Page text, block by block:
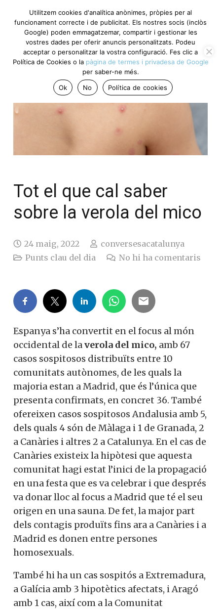
Tot el que cal saber
sobre la verola del mico
24 maig, 2022
conversesacatalunya
Punts clau del dia
No hi ha comentaris
Espanya s’ha convertit en el focus al món
occidental de laverola del mico, amb 67
casos sospitosos distribuïts entre 10
comunitats autònomes, de les quals la
majoria estan a Madrid, que és l’única que
presenta confirmats, en concret 36. També
ofereixen casos sospitosos Andalusia amb 5,
dels quals 4 són de Màlaga i 1 de Granada, 2
a Canàries i altres 2 a Catalunya. En el cas de
Canàries existeix la hipòtesi que aquesta
comunitat hagi estat l’inici de la propagació
en una festa que es va celebrar i que després
va donar lloc al focus a Madrid que té el seu
origen en una sauna. De fet, la major part
dels contagis produïts fins ara a Canàries i a
Madrid es donen entre persones
homosexuals.
També hi ha un cas sospitós a Extremadura,
a Galícia amb 3 hipotètics afectats, i Aragó
amb 1 cas, així com a la Comunitat
Utilitzem cookies d'analítica anònimes, pròpies per al
funcionament correcte i de publicitat. Els nostres socis (inclòs
Google) poden emmagatzemar, compartir i gestionar les
vostres dades per oferir anuncis personalitzats. Podeu
acceptar o personalitzar la vostra configuració. Fes clic a
Política de Cookies o la pàgina de termes i privadesa de Google
per saber-ne més.
Ok
No Política de cookies